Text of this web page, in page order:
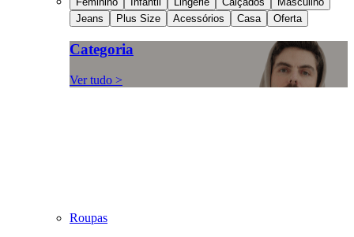
Jeans
Plus Size Acessórios Casa Oferta
Categoria
Ver tudo >
Roupas